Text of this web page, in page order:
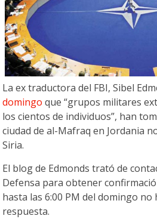
La ex traductora del FBI, Sibel
domingo que “grupos militares
los cientos de individuos”, han
ciudad de al-Mafraq en Jordania
Siria.
El blog de Edmonds trató de
Defensa para obtener
hasta las 6:00 PM del domingo no
respuesta.